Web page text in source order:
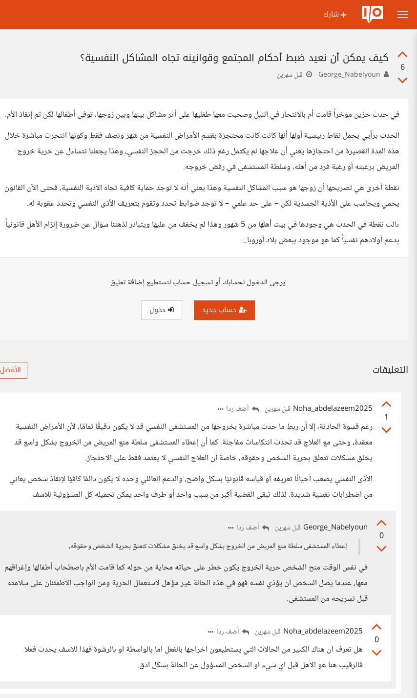
شارك
6
كيف يمكن أن نعيد ضبط أحكام المجتمع وقوانينه تجاه المشاكل النفسية؟
قبل شهرين
في حدث حزين مؤخراً قامت أم بالانتحار في النيل وصحبت معها طفليها على أثر مشاكل بينها وبين زوجها، توفى أطفالها لكن تم إنقاذ الأم.
الحدث برأيي يحمل نقاط رئيسية أولها أنها كانت كانت محتجزة بقسم الأمراض النفسية من شهر ونصف فقط وكونها انتحرت مباشرة خلال
هذه المدة القصيرة من احتجازها يعني أن علاجها لم يكتمل رغم ذلك خرجت من الحجز النفسي، وهذا يجعلنا نتساءل عن حرية خروج
المريض برغبته أو رغبة فرد من أهله، وسلطة المستشفى في رفض خروجه.
نقطة أخرى هي تصريحها أن زوجها هو سبب المشاكل النفسية وهذا يعني أنه لا توجد حماية كافية تجاه الأذية النفسية، فحتى الآن القانون
يحمي ويحاسب على الأذية الجسدية لكن – على حد علمي – لا توجد ضوابط تحدد وتقوم بتعريف الأذى النفسي وتحدد عقوبة له.
ثالث نقطة في الحدث هي وجودها في بيت أهلها من 5 شهور وهذا لم يخفف من عليها ويتبادر لذهننا سؤال عن ضرورة إلزام الأهل قانونياً
بدعم أولادهم نفسياً كما هو موجود ببعض بلاد أوروبا..
يرجى الدخول لحسابك أو تسجيل حساب لتستطيع إضافة تعليق
حساب جديد دخول
التعليقات الأفضل
1
Noha_abdelazeem2025 قبل شهرين أضف ردا
رغم قسوة الحادثة، إلا أن ربط ما حدث مباشرة بخروجها من المستشفى النفسي قد لا يكون دقيقًا تمامًا، لأن الأمراض النفسية
معقدة، وحتى مع العلاج قد تحدث انتكاسات مفاجئة. كما أن إعطاء المستشفى سلطة منع المريض من الخروج بشكل واسع قد
يخلق مشكلات تتعلق بحرية الشخص وحقوقه، خاصة أن العلاج النفسي لا يعتمد فقط على الاحتجاز.
الأذى النفسي يصعب أحيانًا تعريفه أو قياسه قانونيًا بشكل واضح، والدعم العائلي وحده لا يكون دائمًا كافيًا لإنقاذ شخص يعاني
من اضطرابات نفسية شديدة. لذلك تبقى القضية أكبر من سبب واحد أو طرف واحد يمكن تحميله كل المسؤولية للاسف
0
George_Nabelyoun قبل شهرين
أضف ردا
إعطاء المستشفى سلطة منع المريض من الخروج بشكل واسع قد يخلق مشكلات تتعلق بحرية الشخص وحقوقه،
في نفس الوقت منح الشخص حرية الخروج يكون خطر على حياته محاية من حوله كما قامت الأم باصطحاب أطفالها وإغراقهم
معها، عندما يصل الشخص أن يؤذي نفسه فهو في هذه الحالة غير مؤهل لاستعمال الحرية ومن الواجب الاطمئنان على سلامته
قبل تسريحه من المستشفى.
0
Noha_abdelazeem2025 قبل شهرين أضف ردا
هل تعرف ان هناك الكثير من الحالات التي يستطيعون اخراجها بالفعل اما بالواسطة او بالرشوة فهذا للاسف يحدث فعلا
فالرقيب هنا هو الاهل قبل اي شيء او الشخص المسؤول عن الحالة بشكل ادق.